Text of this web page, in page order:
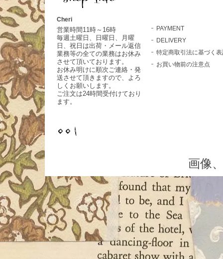
Cheri
営業時間11時～16時
毎週土曜日、日曜日、月曜
日、祝日は出荷・メール返信
業務等の全ての業務はお休み
させて頂いております。
お休み明けに順次ご連絡・発
送させて頂きますので、よろ
しくお願いします。
ご注文は24時間受付けており
ます。
PAYMENT
DELIVERY
特定商取引法に基づく
お買い物前の注意点
画像